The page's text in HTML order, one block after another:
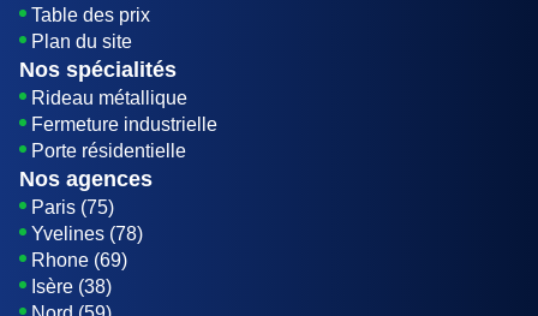
Table des prix
Plan du site
Nos spécialités
Rideau métallique
Fermeture industrielle
Porte résidentielle
Nos agences
Paris (75)
Yvelines (78)
Rhone (69)
Isère (38)